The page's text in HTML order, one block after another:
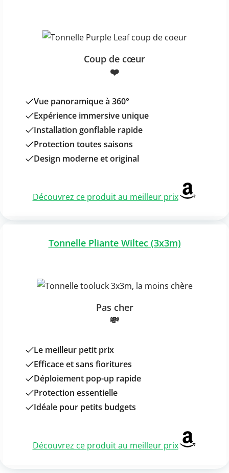
Coup de cœur
❤️
Vue panoramique à 360°
Expérience immersive unique
Installation gonflable rapide
Protection toutes saisons
Design moderne et original
Découvrez ce produit au meilleur prix
Tonnelle Pliante Wiltec (3x3m)
Pas cher
💸
Le meilleur petit prix
Efficace et sans fioritures
Déploiement pop-up rapide
Protection essentielle
Idéale pour petits budgets
Découvrez ce produit au meilleur prix